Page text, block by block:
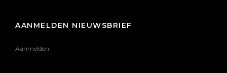
AANMELDEN NIEUWSBRIEF
Aanmelden